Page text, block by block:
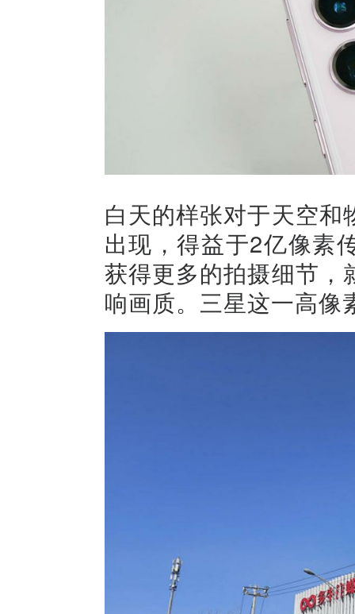
白天的样张对于天空
出现，得益于2亿像素
获得更多的拍摄细节
响画质。三星这一高像